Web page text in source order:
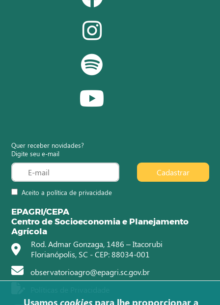
Quer receber novidades?
Digite seu e-mail
Aceito a política de privacidade
Cadastrar
EPAGRI/CEPA
Centro de Socioeconomia e Planejamento
Agrícola
Rod. Admar Gonzaga, 1486 – Itacorubi
Florianópolis, SC - CEP: 88034-001
observatorioagro@epagri.sc.gov.br
Usamos cookies para lhe proporcionar a